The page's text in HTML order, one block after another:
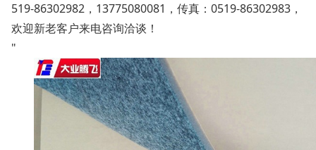
519-86302982，13775080081，传真：0519-86302983，
欢迎新老客户来电咨询洽谈！
"